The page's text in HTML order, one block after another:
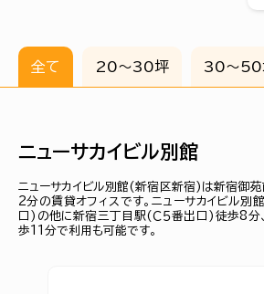
全て 20〜30坪 30〜50
ニューサカイビル別館
ニューサカイビル別館(新宿区新宿)は新宿御
2分の賃貸オフィスです。ニューサカイビル別
口)の他に新宿三丁目駅(Ｃ５番出口)徒歩8
歩11分で利用も可能です。